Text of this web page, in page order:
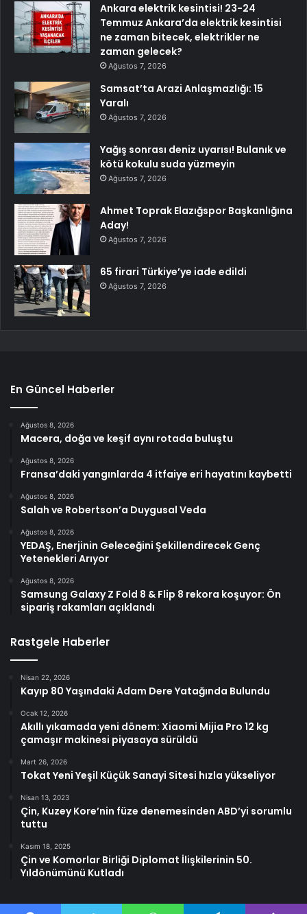
Ankara elektrik kesintisi! 23-24
Temmuz Ankara’da elektrik kesintisi
ne zaman bitecek, elektrikler ne
zaman gelecek?
Ağustos 7, 2026
Samsat’ta Arazi Anlaşmazlığı: 15
Yaralı
Ağustos 7, 2026
Yağış sonrası deniz uyarısı! Bulanık ve
kötü kokulu suda yüzmeyin
Ağustos 7, 2026
Ahmet Toprak Elazığspor Başkanlığına
Aday!
Ağustos 7, 2026
65 firari Türkiye’ye iade edildi
Ağustos 7, 2026
En Güncel Haberler
Ağustos 8, 2026
Macera, doğa ve keşif aynı rotada buluştu
Ağustos 8, 2026
Fransa’daki yangınlarda 4 itfaiye eri hayatını kaybetti
Ağustos 8, 2026
Salah ve Robertson’a Duygusal Veda
Ağustos 8, 2026
YEDAŞ, Enerjinin Geleceğini Şekillendirecek Genç
Yetenekleri Arıyor
Ağustos 8, 2026
Samsung Galaxy Z Fold 8 & Flip 8 rekora koşuyor: Ön
sipariş rakamları açıklandı
Rastgele Haberler
Nisan 22, 2026
Kayıp 80 Yaşındaki Adam Dere Yatağında Bulundu
Ocak 12, 2026
Akıllı yıkamada yeni dönem: Xiaomi Mijia Pro 12 kg
çamaşır makinesi piyasaya sürüldü
Mart 26, 2026
Tokat Yeni Yeşil Küçük Sanayi Sitesi hızla yükseliyor
Nisan 13, 2023
Çin, Kuzey Kore’nin füze denemesinden ABD’yi sorumlu
tuttu
Kasım 18, 2025
Çin ve Komorlar Birliği Diplomat İlişkilerinin 50.
Yıldönümünü Kutladı